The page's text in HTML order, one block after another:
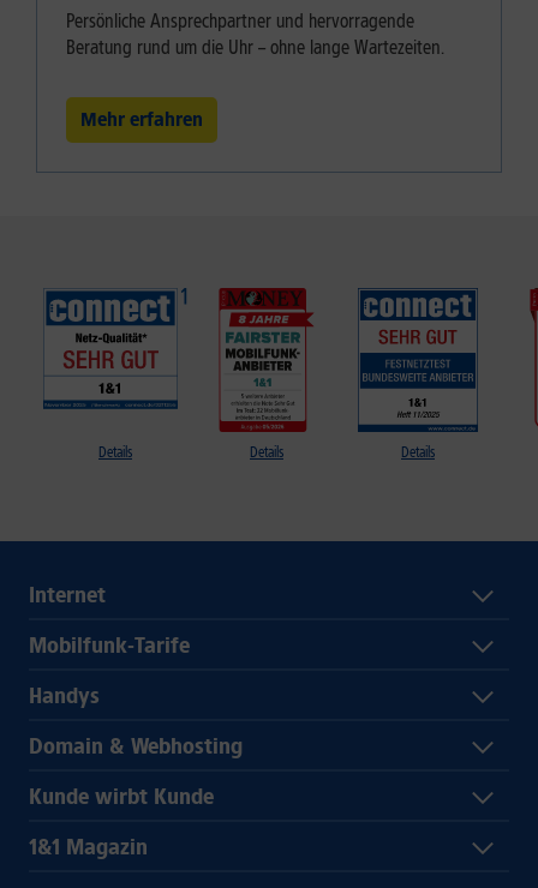
Persönliche Ansprechpartner und hervorragende
Beratung rund um die Uhr – ohne lange Wartezeiten.
Mehr erfahren
Details Details Details
Internet
Mobilfunk-Tarife
Handys
Domain & Webhosting
Kunde wirbt Kunde
1&1 Magazin